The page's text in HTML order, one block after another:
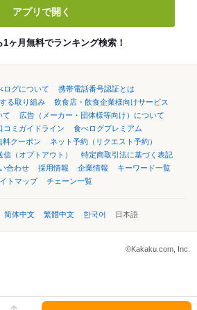
アプリで開く
1ヶ月無料でランキング検索！
ログについて
携帯電話番号認証とは
る取り組み
飲食店・飲食企業様向けサービス
て
広告（メーカー・団体様等向け）について
コミガイドライン
食べログプレミアム
料クーポン
ネット予約（リクエスト予約）
信（オプトアウト）
特定商取引法に基づく表記
合わせ 採用情報 企業情報
キーワード一覧
トマップ
チェーン一覧
简体中文 繁體中文 한국어 日本語
©Kakaku.com, Inc.